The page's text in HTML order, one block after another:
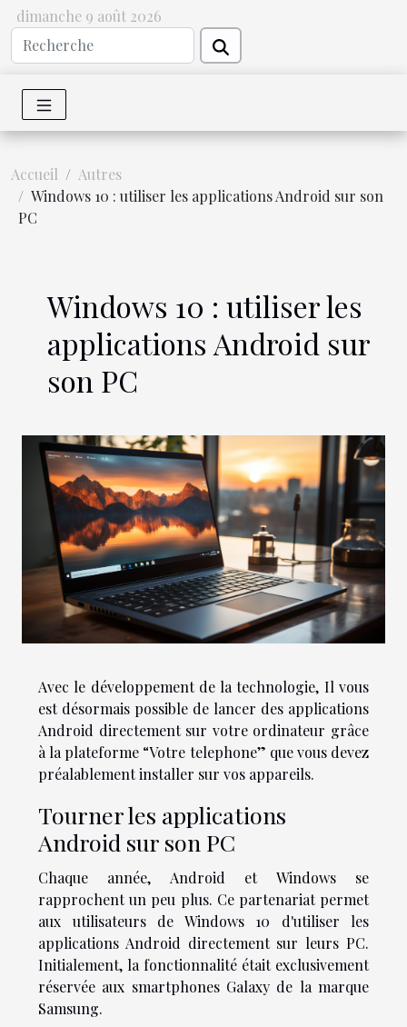
dimanche 9 août 2026
Accueil
Autres
Windows 10 : utiliser les applications Android sur son
PC
Windows 10 : utiliser les
applications Android sur
son PC
Avec le développement de la technologie, Il vous
est désormais possible de lancer des applications
Android directement sur votre ordinateur grâce
à la plateforme “Votre telephone” que vous devez
préalablement installer sur vos appareils.
Tourner les applications
Android sur son PC
Chaque année, Android et Windows se
rapprochent un peu plus. Ce partenariat permet
aux utilisateurs de Windows 10 d'utiliser les
applications Android directement sur leurs PC.
Initialement, la fonctionnalité était exclusivement
réservée aux smartphones Galaxy de la marque
Samsung.